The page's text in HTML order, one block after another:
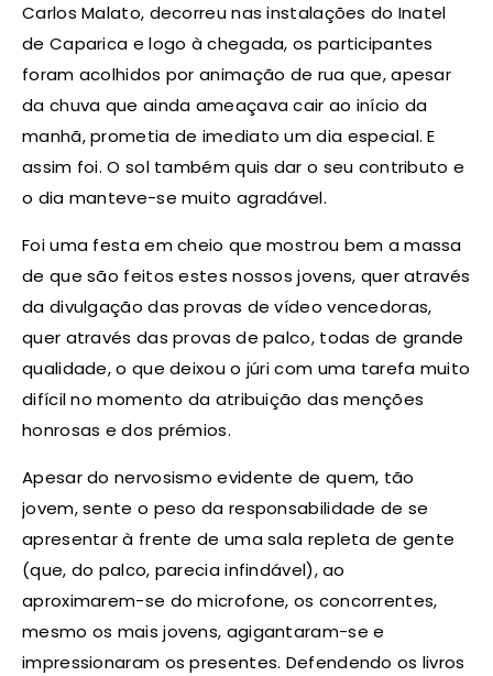
Carlos Malato, decorreu nas instalações do Inatel
de Caparica e logo à chegada, os participantes
foram acolhidos por animação de rua que, apesar
da chuva que ainda ameaçava cair ao início da
manhã, prometia de imediato um dia especial. E
assim foi. O sol também quis dar o seu contributo e
o dia manteve-se muito agradável.
Foi uma festa em cheio que mostrou bem a massa
de que são feitos estes nossos jovens, quer através
da divulgação das provas de vídeo vencedoras,
quer através das provas de palco, todas de grande
qualidade, o que deixou o júri com uma tarefa muito
difícil no momento da atribuição das menções
honrosas e dos prémios.
Apesar do nervosismo evidente de quem, tão
jovem, sente o peso da responsabilidade de se
apresentar à frente de uma sala repleta de gente
(que, do palco, parecia infindável), ao
aproximarem-se do microfone, os concorrentes,
mesmo os mais jovens, agigantaram-se e
impressionaram os presentes. Defendendo os livros